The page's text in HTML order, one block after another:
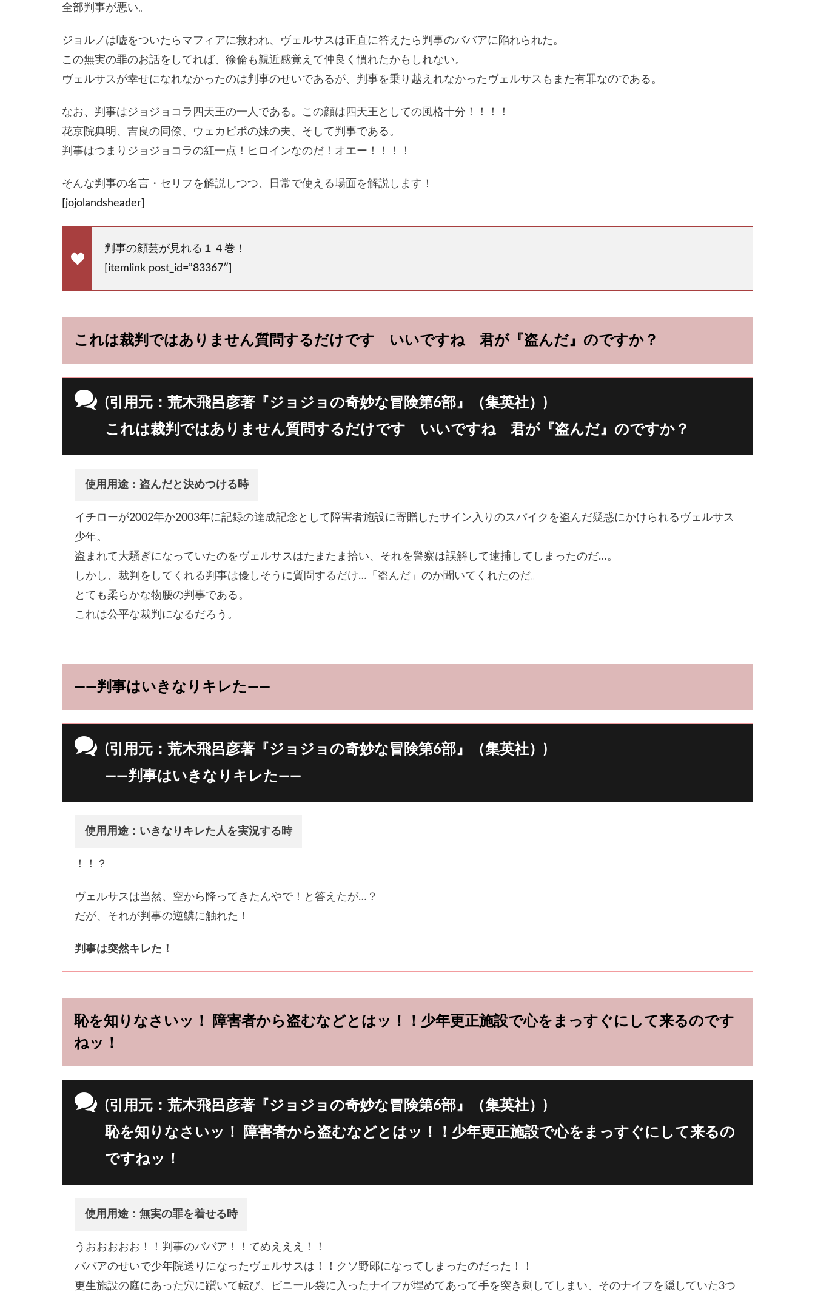
全部判事が悪い。
ジョルノは嘘をついたらマフィアに救われ、ヴェルサスは正直に答えたら判事のババアに陥れられた。
この無実の罪のお話をしてれば、徐倫も親近感覚えて仲良く慣れたかもしれない。
ヴェルサスが幸せになれなかったのは判事のせいであるが、判事を乗り越えれなかったヴェルサスもまた有罪なのである。
なお、判事はジョジョコラ四天王の一人である。この顔は四天王としての風格十分！！！！
花京院典明、吉良の同僚、ウェカピポの妹の夫、そして判事である。
判事はつまりジョジョコラの紅一点！ヒロインなのだ！オエー！！！！
そんな判事の名言・セリフを解説しつつ、日常で使える場面を解説します！
[jojolandsheader]
判事の顔芸が見れる１４巻！
[itemlink post_id=”83367″]
これは裁判ではありません質問するだけです いいですね 君が『盗んだ』のですか？
(引用元：荒木飛呂彦著『ジョジョの奇妙な冒険第6部』（集英社）)
これは裁判ではありません質問するだけです いいですね 君が『盗んだ』のですか？
使用用途：盗んだと決めつける時
イチローが2002年か2003年に記録の達成記念として障害者施設に寄贈したサイン入りのスパイクを盗んだ疑惑にかけられるヴェルサス
少年。
盗まれて大騒ぎになっていたのをヴェルサスはたまたま拾い、それを警察は誤解して逮捕してしまったのだ…。
しかし、裁判をしてくれる判事は優しそうに質問するだけ…「盗んだ」のか聞いてくれたのだ。
とても柔らかな物腰の判事である。
これは公平な裁判になるだろう。
――判事はいきなりキレた――
(引用元：荒木飛呂彦著『ジョジョの奇妙な冒険第6部』（集英社）)
――判事はいきなりキレた――
使用用途：いきなりキレた人を実況する時
！！？
ヴェルサスは当然、空から降ってきたんやで！と答えたが…？
だが、それが判事の逆鱗に触れた！
判事は突然キレた！
恥を知りなさいッ！ 障害者から盗むなどとはッ！！少年更正施設で心をまっすぐにして来るのです
ねッ！
(引用元：荒木飛呂彦著『ジョジョの奇妙な冒険第6部』（集英社）)
恥を知りなさいッ！ 障害者から盗むなどとはッ！！少年更正施設で心をまっすぐにして来るの
ですねッ！
使用用途：無実の罪を着せる時
うおおおおお！！判事のババア！！てめえええ！！
ババアのせいで少年院送りになったヴェルサスは！！クソ野郎になってしまったのだった！！
更生施設の庭にあった穴に躓いて転び、ビニール袋に入ったナイフが埋めてあって手を突き刺してしまい、そのナイフを隠していた3つ